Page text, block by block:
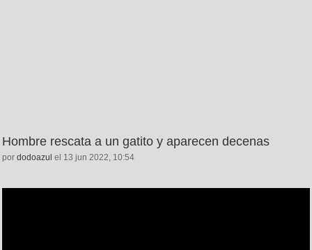
Hombre rescata a un gatito y aparecen decenas
por dodoazul el 13 jun 2022, 10:54